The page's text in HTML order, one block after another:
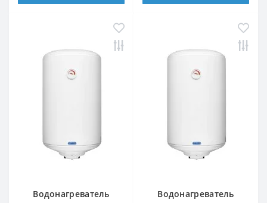
Водонагреватель
Водонагреватель